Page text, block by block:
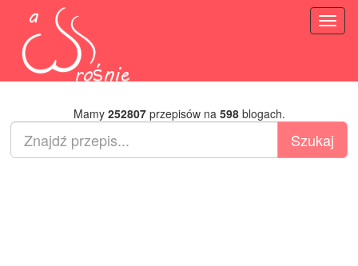
Mamy 252807przepisów na 598blogach.